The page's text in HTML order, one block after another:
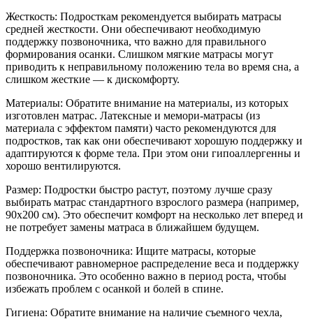
Жесткость: Подросткам рекомендуется выбирать матрасы
средней жесткости. Они обеспечивают необходимую
поддержку позвоночника, что важно для правильного
формирования осанки. Слишком мягкие матрасы могут
приводить к неправильному положению тела во время сна, а
слишком жесткие — к дискомфорту.
Материалы: Обратите внимание на материалы, из которых
изготовлен матрас. Латексные и мемори-матрасы (из
материала с эффектом памяти) часто рекомендуются для
подростков, так как они обеспечивают хорошую поддержку и
адаптируются к форме тела. При этом они гипоаллергенны и
хорошо вентилируются.
Размер: Подростки быстро растут, поэтому лучше сразу
выбирать матрас стандартного взрослого размера (например,
90x200 см). Это обеспечит комфорт на несколько лет вперед и
не потребует замены матраса в ближайшем будущем.
Поддержка позвоночника: Ищите матрасы, которые
обеспечивают равномерное распределение веса и поддержку
позвоночника. Это особенно важно в период роста, чтобы
избежать проблем с осанкой и болей в спине.
Гигиена: Обратите внимание на наличие съемного чехла,